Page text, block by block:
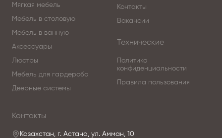
Мягкая мебель
Мебель в столовую
Мебель в ванную
Аксессуары
Люстры
Мебель для гардероба
Дверные системы
Контакты
Вакансии
Технические
Политика
конфиденциальности
Правила пользования
Контакты
Казахстан, г. Астана, ул. Амман, 10